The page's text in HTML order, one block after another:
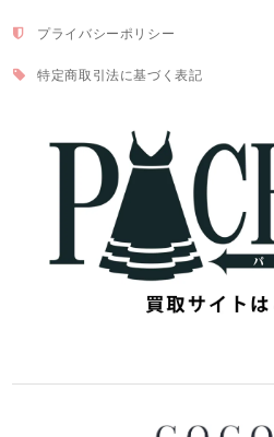
プライバシーポリシー
特定商取引法に基づく表記